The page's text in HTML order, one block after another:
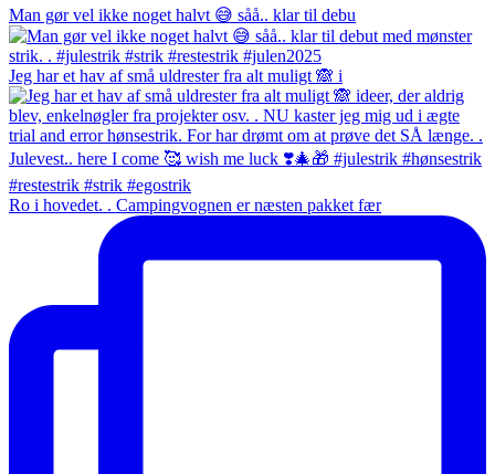
Man gør vel ikke noget halvt 😅 såå.. klar til debu
Jeg har et hav af små uldrester fra alt muligt 🙈 i
Ro i hovedet. . Campingvognen er næsten pakket fær